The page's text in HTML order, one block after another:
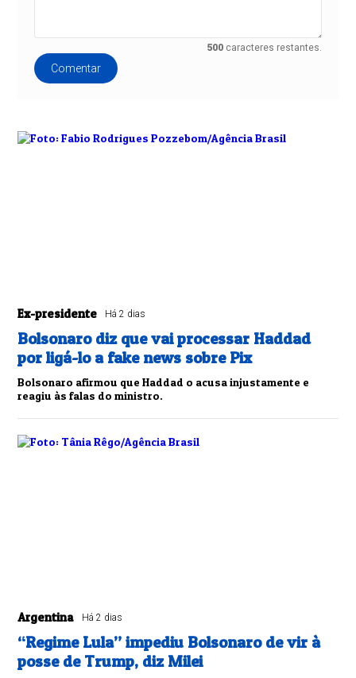
500 caracteres restantes.
Comentar
Ex-presidente Há 2 dias
Bolsonaro diz que vai processar Haddad
por ligá-lo a fake news sobre Pix
Bolsonaro afirmou que Haddad o acusa injustamente e
reagiu às falas do ministro.
Argentina Há 2 dias
“Regime Lula” impediu Bolsonaro de vir à
posse de Trump, diz Milei